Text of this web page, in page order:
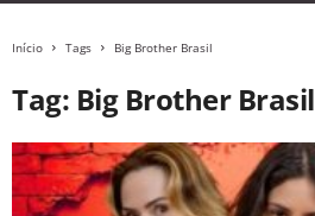
Início Tags Big Brother Brasil
Tag: Big Brother Brasil